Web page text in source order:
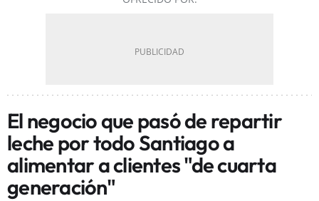
El negocio que pasó de repartir
leche por todo Santiago a
alimentar a clientes "de cuarta
generación"